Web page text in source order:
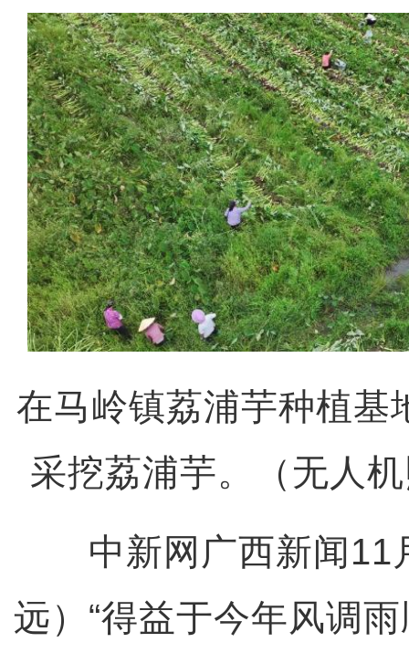
在马岭镇荔浦芋种植基
采挖荔浦芋。（无人
中新网广西新闻11
远）“得益于今年风调